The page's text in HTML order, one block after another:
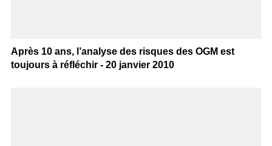
Après 10 ans, l’analyse des risques des OGM est
toujours à réfléchir - 20 janvier 2010